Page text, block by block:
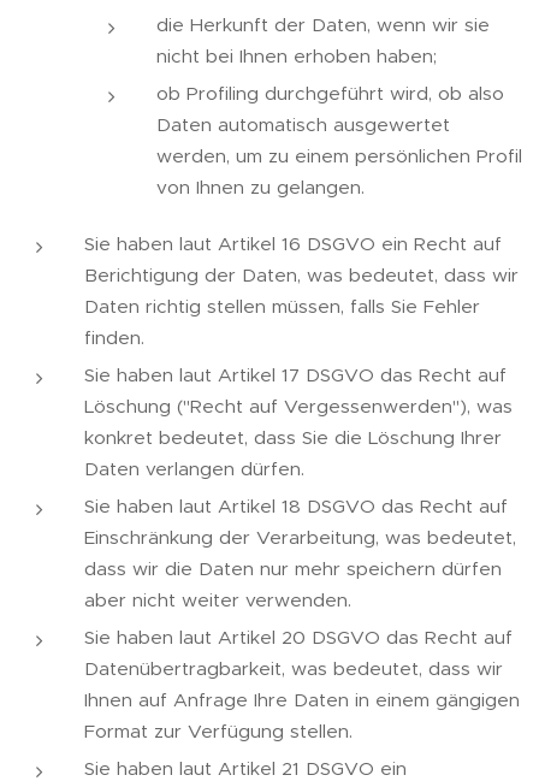
die Herkunft der Daten, wenn wir sie
nicht bei Ihnen erhoben haben;
ob Profiling durchgeführt wird, ob also
Daten automatisch ausgewertet
werden, um zu einem persönlichen Profil
von Ihnen zu gelangen.
Sie haben laut Artikel 16 DSGVO ein Recht auf
Berichtigung der Daten, was bedeutet, dass wir
Daten richtig stellen müssen, falls Sie Fehler
finden.
Sie haben laut Artikel 17 DSGVO das Recht auf
Löschung ("Recht auf Vergessenwerden"), was
konkret bedeutet, dass Sie die Löschung Ihrer
Daten verlangen dürfen.
Sie haben laut Artikel 18 DSGVO das Recht auf
Einschränkung der Verarbeitung, was bedeutet,
dass wir die Daten nur mehr speichern dürfen
aber nicht weiter verwenden.
Sie haben laut Artikel 20 DSGVO das Recht auf
Datenübertragbarkeit, was bedeutet, dass wir
Ihnen auf Anfrage Ihre Daten in einem gängigen
Format zur Verfügung stellen.
Sie haben laut Artikel 21 DSGVO ein